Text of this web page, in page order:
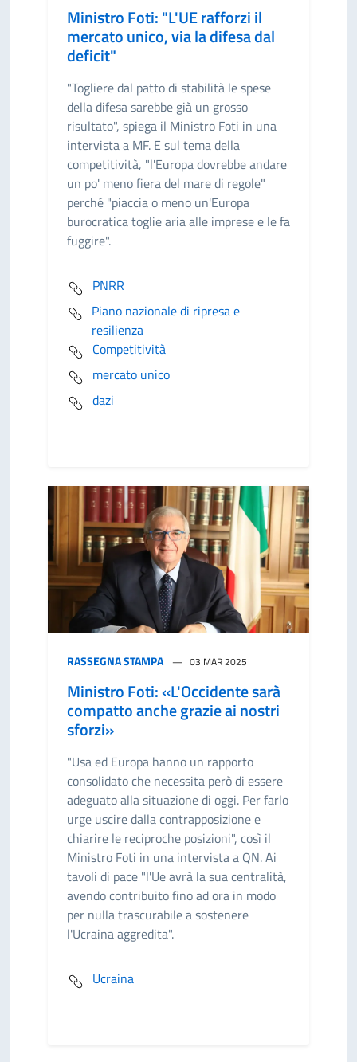
Ministro Foti: "L'UE rafforzi il
mercato unico, via la difesa dal
deficit"
"Togliere dal patto di stabilità le spese
della difesa sarebbe già un grosso
risultato", spiega il Ministro Foti in una
intervista a MF. E sul tema della
competitività, "l'Europa dovrebbe andare
un po' meno fiera del mare di regole"
perché "piaccia o meno un'Europa
burocratica toglie aria alle imprese e le fa
fuggire".
PNRR
Piano nazionale di ripresa e
resilienza
Competitività
mercato unico
dazi
RASSEGNA STAMPA 03 MAR 2025
Ministro Foti: «L'Occidente sarà
compatto anche grazie ai nostri
sforzi»
"Usa ed Europa hanno un rapporto
consolidato che necessita però di essere
adeguato alla situazione di oggi. Per farlo
urge uscire dalla contrapposizione e
chiarire le reciproche posizioni", così il
Ministro Foti in una intervista a QN. Ai
tavoli di pace "l'Ue avrà la sua centralità,
avendo contribuito fino ad ora in modo
per nulla trascurabile a sostenere
l'Ucraina aggredita".
Ucraina